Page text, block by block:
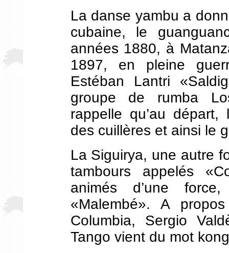
La danse yambu a
cubaine, le
années 1880, à
1897, en pleine
Estéban Lantri
groupe de rumba
rappelle qu’au
des cuillères et ainsi le
La Siguirya, une autre
tambours appelés
animés d’une
«Malembé». A
Columbia, Sergio
Tango vient du mot